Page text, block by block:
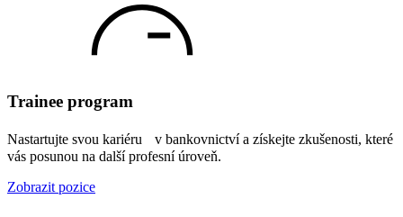
Trainee program
Nastartujte svou kariéru v bankovnictví a získejte zkušenosti, které
vás posunou na další profesní úroveň.
Zobrazit pozice